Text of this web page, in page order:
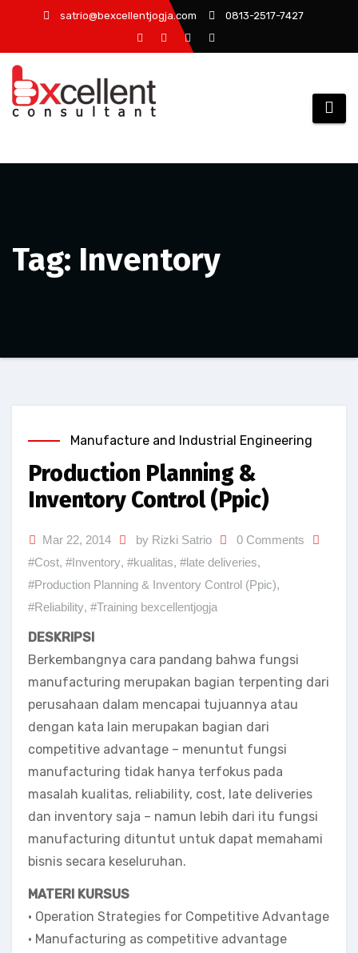
content
satrio@bexcellentjogja.com 0813-2517-7427
Tag: Inventory
Manufacture and Industrial Engineering
Production Planning &
Inventory Control (Ppic)
Mar 22, 2014 by Rizki Satrio
0 Comments
#Cost, #Inventory, #kualitas, #late deliveries,
#Production Planning & Inventory Control (Ppic),
#Reliability, #Training bexcellentjogja
DESKRIPSI
Berkembangnya cara pandang bahwa fungsi
manufacturing merupakan bagian terpenting dari
perusahaan dalam mencapai tujuannya atau
dengan kata lain merupakan bagian dari
competitive advantage – menuntut fungsi
manufacturing tidak hanya terfokus pada
masalah kualitas, reliability, cost, late deliveries
dan inventory saja – namun lebih dari itu fungsi
manufacturing dituntut untuk dapat memahami
bisnis secara keseluruhan.
MATERI KURSUS
• Operation Strategies for Competitive Advantage
• Manufacturing as competitive advantage